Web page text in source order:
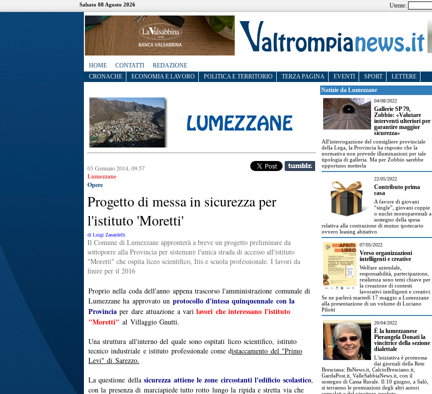
Sabato 08 Agosto 2026 Utente:
HOME CONTATTI
REDAZIONE
CRONACHE
ECONOMIA E LAVORO POLITICA E TERRITORIO TERZA PAGINA EVENTI SPORT LETTERE
03 Gennaio 2014, 09.57
Lumezzane
Opere
Progetto di messa in sicurezza per
l'istituto 'Moretti'
di Luigi Zanardelli
Il Comune di Lumezzane appronterà a breve un progetto preliminare da
sottoporre alla Provincia per sistemare l'unica strada di accesso all'istituto
"Moretti" che ospita liceo scientifico, Itis e scuola professionale. I lavori da
finire per il 2016
Proprio nella coda dell'anno appena trascorso l'amministrazione comunale di
Lumezzane ha approvato un protocollo d'intesa quinquennale con la
Provincia per dare attuazione a varilavori che interessano l'istituto
"Moretti"al Villaggio Gnutti.
Una struttura all'interno del quale sono ospitati liceo scientifico, istituto
tecnico industriale e istituto professionale come distaccamento del "Primo
Levi" di Sarezzo.
La questione dellasicurezza attiene le zone circostanti l'edificio scolastico,
con la presenza di marciapiede tutto rotto lungo la ripida e stretta via che
Notizie da Lumezzane
04/08/2022
Gallerie SP 79,
Zobbio: «Valutare
interventi ulteriori per
garantire maggior
sicurezza»
All'interrogazione del consigliere provinciale
della Lega, la Provincia ha risposto che la
normativa non prevede illuminazioni per tale
tipologia di galleria. Ma per Zobbio sarebbe
opportuno metterla
22/05/2022
Contributo prima
casa
A favore di giovani
“single”, giovani coppie
o nuclei monoparentali a
sostegno della spesa
relativa alla contrazione di mutuo ipotecario
ovvero leasing abitativo
07/05/2022
Verso organizzazioni
intelligenti e creative
Welfare aziendale,
responsabilità, partecipazione,
resilienza sono temi chiave per
la creazione di contesti
lavorativi intelligenti e creativi.
Se ne parlerà martedì 17 maggio a Lumezzane
alla presentazione di un volume di Luciano
Pilotti
20/04/2022
È la lumezzanese
Pierangela Donati la
vincitrice della sezione
dialettale
L'iniziativa è promossa
dai giornali della Rete
Bresciana: BsNews.it, CalcioBresciano.it,
GardaPost.it, ValleSabbiaNews.it, con il
sostegno di Cassa Rurale. Il 10 giugno, a Salò,
si terranno le premiazioni degli altri autori